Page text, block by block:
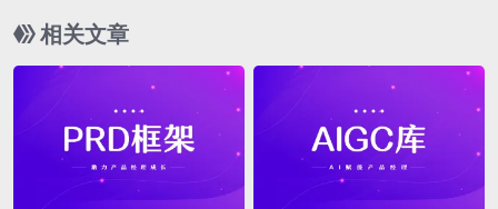
相关文章